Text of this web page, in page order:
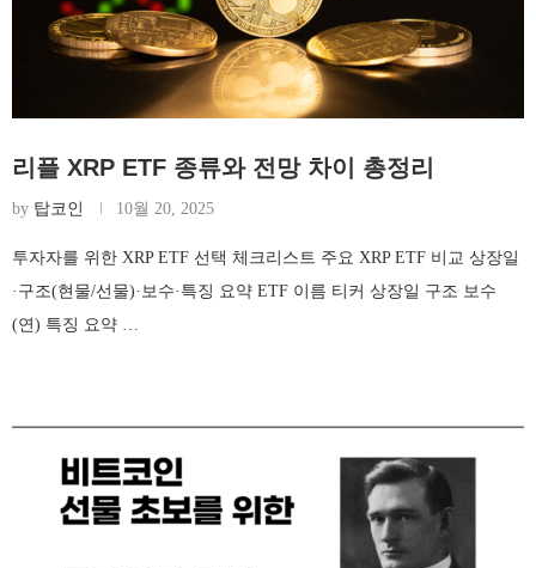
리플 XRP ETF 종류와 전망 차이 총정리
by 탑코인 10월 20, 2025
투자자를 위한 XRP ETF 선택 체크리스트 주요 XRP ETF 비교 상장일
·구조(현물/선물)·보수·특징 요약 ETF 이름 티커 상장일 구조 보수
(연) 특징 요약 …